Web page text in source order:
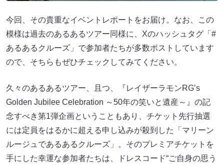
今回、その貴重なイベントレポートをお届け。なお、この
模様は過去のあるあるツアー同様に、Xのハッシュタグ「#
あるあるクルーズ」で参加者たちが多数ポストしています
ので、そちらもぜひチェックしてみてください。
久々のあるあるツアー、且つ、『レイザーラモンRG’s
Golden Jubilee Celebration ～50年の笑いと遺産～』の記
念すべき第1弾企画ということもあり、チケット先行抽選
には定員をはるかに超える申し込みが殺到した「マリーン
ルージュであるあるクルーズ」。そのプレミアチケットを
手にした幸運な参加者たちは、ドレスコード“ご自身の思う